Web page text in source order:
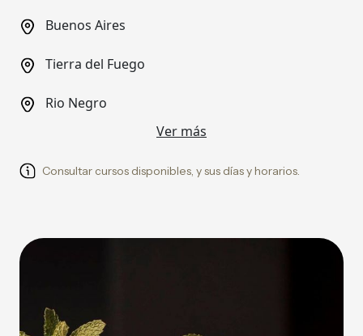
Buenos Aires
Tierra del Fuego
Rio Negro
Ver más
Consultar cursos disponibles, y sus días y horarios.